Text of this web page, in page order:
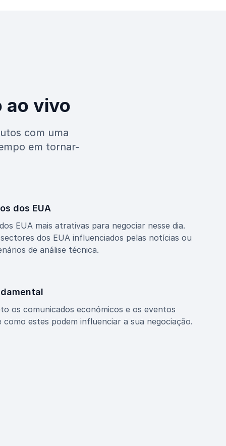
ao vivo
com uma
em tornar-
dos EUA
EUA mais atrativas para negociar nesse dia.
dos EUA influenciados pelas notícias ou
de análise técnica.
os comunicados económicos e os eventos
como estes podem influenciar a sua negociação.